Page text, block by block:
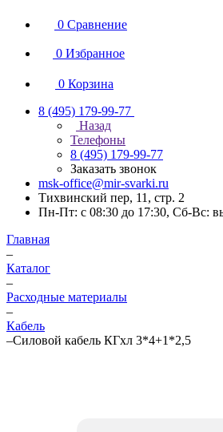
0 Сравнение
0 Избранное
0 Корзина
8 (495) 179-99-77
Назад
Телефоны
8 (495) 179-99-77
Заказать звонок
msk-office@mir-svarki.ru
Тихвинский пер, 11, стр. 2
Пн-Пт: с 08:30 до 17:30, Сб-Вс:
Главная
–
Каталог
–
Расходные материалы
–
Кабель
–Силовой кабель КГхл 3*4+1*2,5